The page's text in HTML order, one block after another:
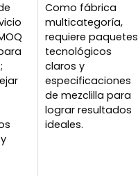
Como fábrica
multicategoría,
requiere paquetes
tecnológicos
claros y
especificaciones
de mezclilla para
lograr resultados
ideales.